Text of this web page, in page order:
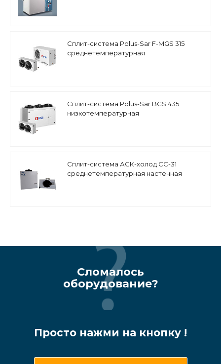
Сплит-система Polus-Sar F-MGS 315
среднетемпературная
Сплит-система Polus-Sar BGS 435
низкотемпературная
Сплит-система АСК-холод СС-31
среднетемпературная настенная
Сломалось
оборудование?
Просто нажми на кнопку !